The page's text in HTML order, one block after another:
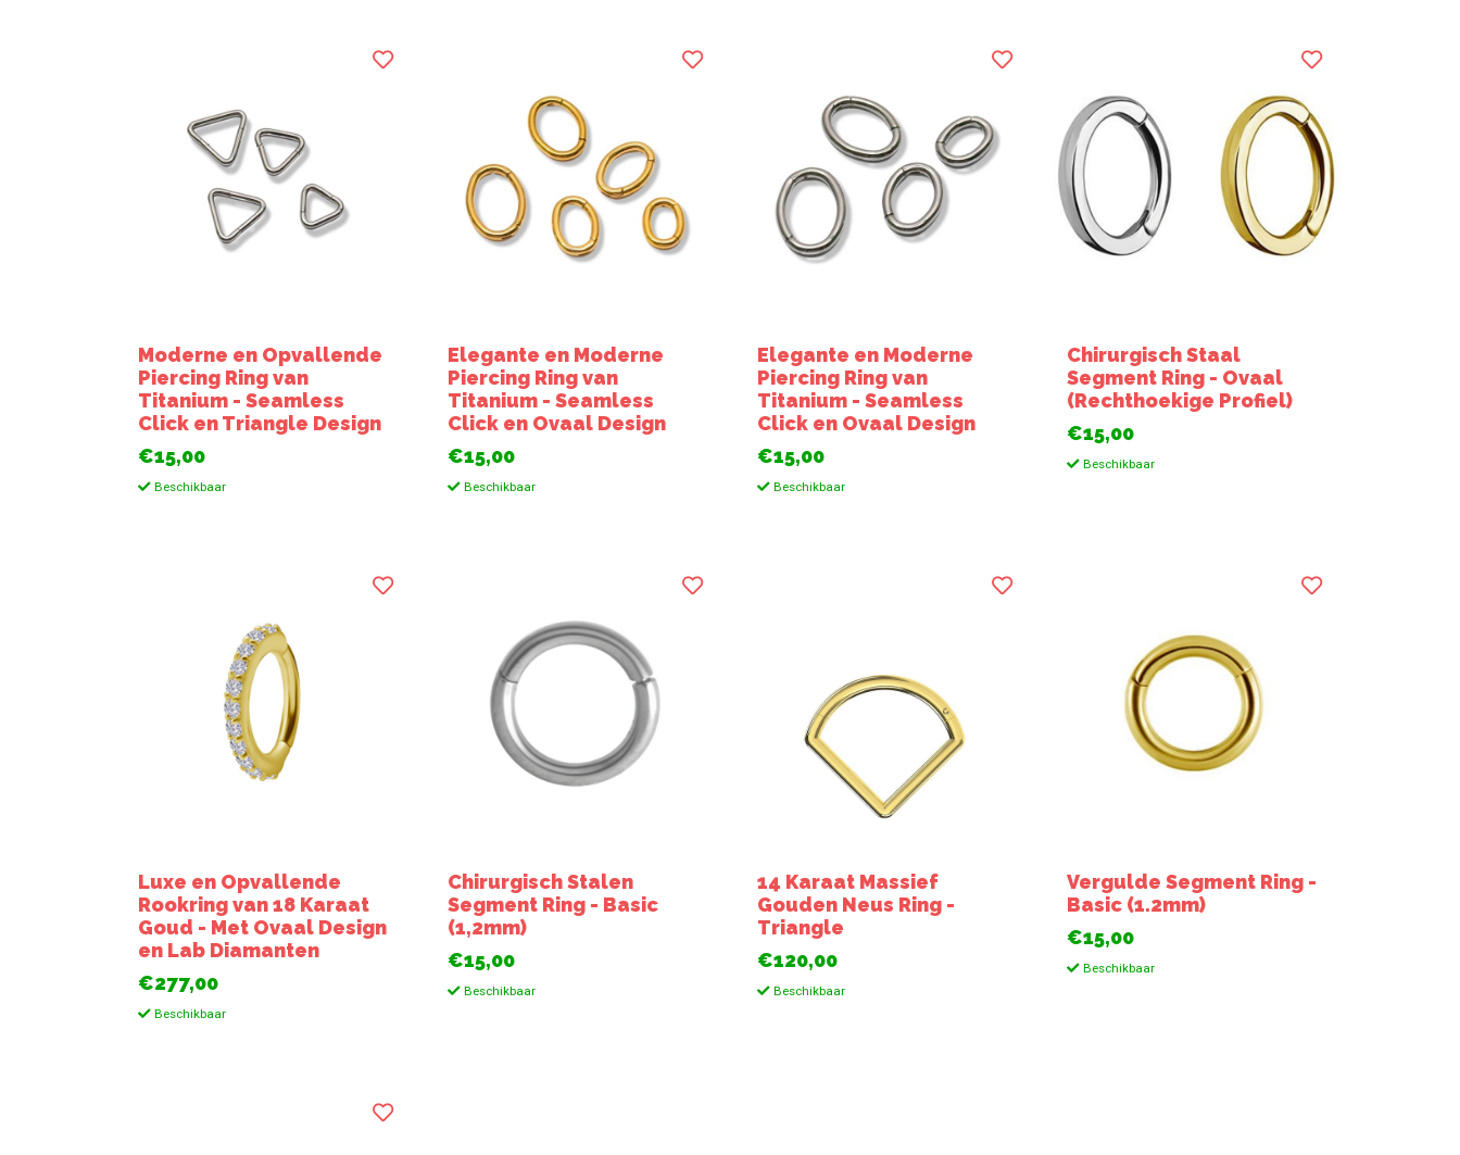
Moderne en Opvallende
Piercing Ring van
Titanium - Seamless
Click en Triangle Design
€15,00
Beschikbaar
Elegante en Moderne
Piercing Ring van
Titanium - Seamless
Click en Ovaal Design
€15,00
Beschikbaar
Elegante en Moderne
Piercing Ring van
Titanium - Seamless
Click en Ovaal Design
€15,00
Beschikbaar
Chirurgisch Staal
Segment Ring - Ovaal
(Rechthoekige Profiel)
€15,00
Beschikbaar
Luxe en Opvallende
Rookring van 18 Karaat
Goud - Met Ovaal Design
en Lab Diamanten
€277,00
Beschikbaar
Chirurgisch Stalen
Segment Ring - Basic
(1,2mm)
€15,00
Beschikbaar
14 Karaat Massief
Gouden Neus Ring -
Triangle
€120,00
Beschikbaar
Vergulde Segment Ring -
Basic (1.2mm)
€15,00
Beschikbaar